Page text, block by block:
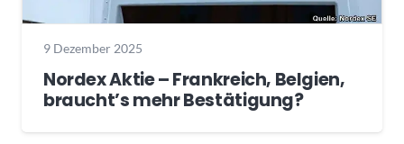
9 Dezember 2025
Nordex Aktie – Frankreich, Belgien,
braucht’s mehr Bestätigung?